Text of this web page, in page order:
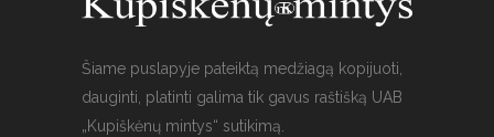
Šiame puslapyje pateiktą medžiagą kopijuoti,
dauginti, platinti galima tik gavus raštišką UAB
„Kupiškėnų mintys“ sutikimą.